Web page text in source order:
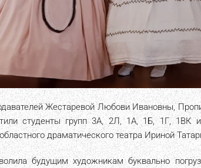
Жестаревой Любови Ивановны,
студенты групп 3А, 2Л, 1А, 1Б, 1Г, 1ВК
драматического театра Ириной
будущим художникам буквально